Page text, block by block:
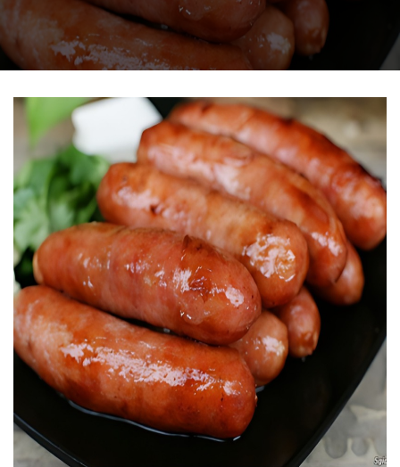
THIẾT BỊ NHÀ BẾP
THIẾT BỊ NHÀ BẾP CAO CẤP
MÁY CHẾ BIẾN THỰC PHẨM
MÁY CHẾ BIẾN NÔNG SẢN
THIẾT BỊ LÀM ĐỒ ĂN NHANH
THIẾT BỊ LÀM BÁNH
MÁY ĐÓNG GÓI THỰC PHẨM
THIẾT BỊ LẠNH
THIẾT BỊ BẾP CÔNG NGHIỆP
UNCATEGORIZED